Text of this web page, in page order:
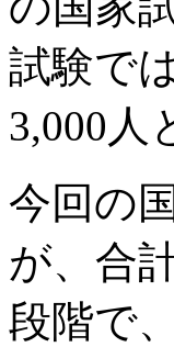
試験で
3,000人
今回の
が、合
段階で